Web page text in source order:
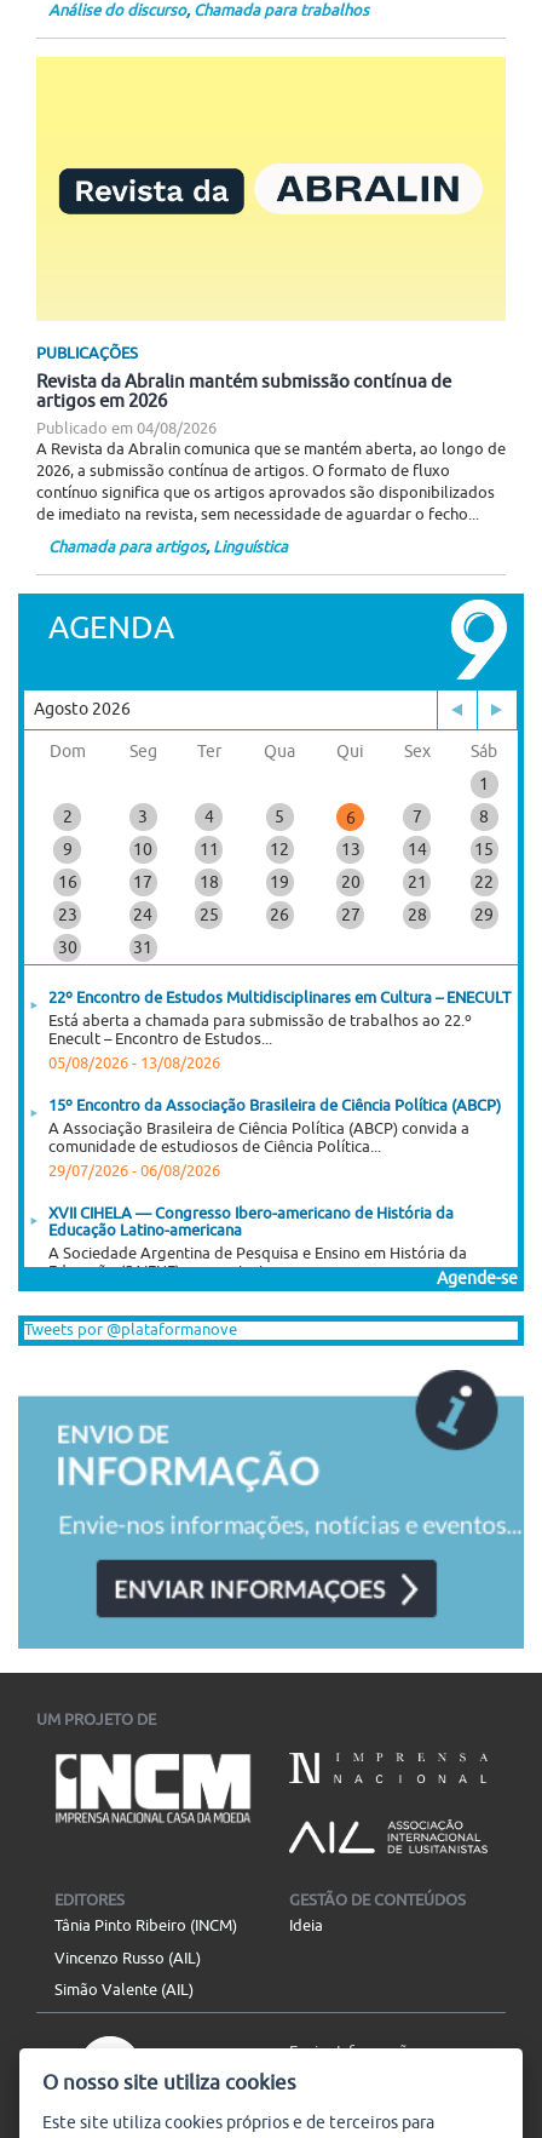
Análise do discurso, Chamada para trabalhos
PUBLICAÇÕES
Revista da Abralin mantém submissão contínua de
artigos em 2026
Publicado em 04/08/2026
A Revista da Abralin comunica que se mantém aberta, ao longo de
2026, a submissão contínua de artigos. O formato de fluxo
contínuo significa que os artigos aprovados são disponibilizados
de imediato na revista, sem necessidade de aguardar o fecho...
Chamada para artigos, Linguística
AGENDA
Agosto 2026
Dom Seg Ter Qua Qui Sex
Sáb
1
2
3 4 5 6 7
8
9
10 11 12 13 14
15
16
17 18 19 20 21
22
23
24 25 26 27 28
29
30
31
22º Encontro de Estudos Multidisciplinares em Cultura – ENECULT
Está aberta a chamada para submissão de trabalhos ao 22.º
Enecult – Encontro de Estudos...
05/08/2026 - 13/08/2026
15º Encontro da Associação Brasileira de Ciência Política (ABCP)
A Associação Brasileira de Ciência Política (ABCP) convida a
comunidade de estudiosos de Ciência Política...
29/07/2026 - 06/08/2026
XVII CIHELA — Congresso Ibero-americano de História da
Educação Latino-americana
A Sociedade Argentina de Pesquisa e Ensino em História da
Educação (SAIEHE), em conjunto com...
03/08/2026-06/08/2026
XI Encontro Latino-Americano de História Oral
Curso online "José Saramago: Viagem, Ficção, Figuras",
disponibilizado gratuitamente pela plataforma NAU
Já ultrapassa os mil inscritos o curso online "José Saramago:
02/08/2026-18/12/2026
I Congresso Internacional Saramago Vive! em Belo Horizonte
I Congresso Internacional Saramago Vive! reúne estudiosos das
literaturas de língua portuguesa em Belo Horizonte...
Agende-se
Tweets por @plataformanove
UM PROJETO DE
EDITORES
Tânia Pinto Ribeiro (INCM)
Vincenzo Russo (AIL)
Simão Valente (AIL)
GESTÃO DE CONTEÚDOS
Ideia
Enviar Informação
Aviso Legal
Mapa do site
O nosso site utiliza cookies
Este site utilizacookies próprios e de terceiros para